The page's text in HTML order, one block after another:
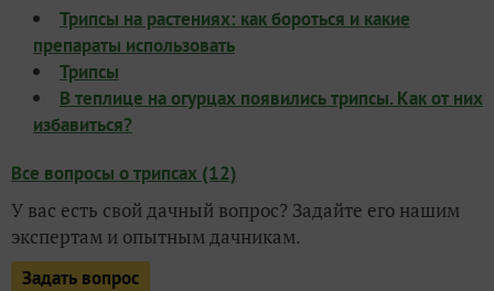
Трипсы на растениях: как бороться и какие
препараты использовать
Трипсы
В теплице на огурцах появились трипсы. Как от них
избавиться?
Все вопросы о трипсах (12)
У вас есть свой дачный вопрос? Задайте его нашим
экспертам и опытным дачникам.
Задать вопрос